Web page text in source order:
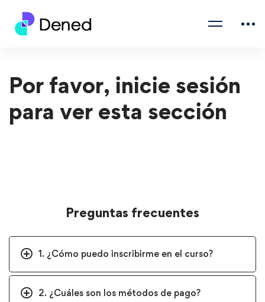
Por favor, inicie sesión
para ver esta sección
Preguntas frecuentes
1. ¿Cómo puedo inscribirme en el curso?
2. ¿Cuáles son los métodos de pago?